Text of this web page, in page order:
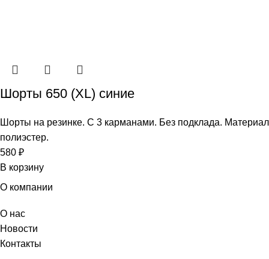
Шорты 650 (XL) синие
Шорты на резинке. С 3 карманами. Без подклада. Материал
полиэстер.
580 ₽
В корзину
О компании
О нас
Новости
Контакты